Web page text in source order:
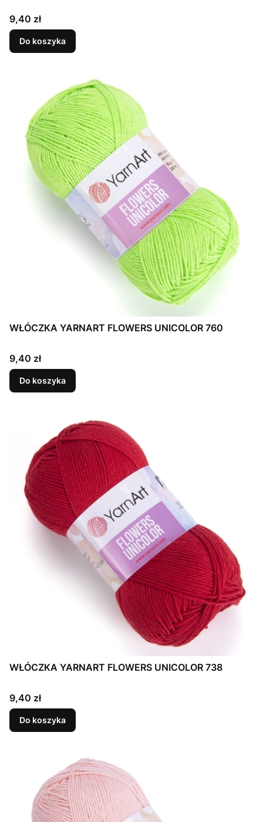
Cena
9,40 zł
Do koszyka
WŁÓCZKA YARNART FLOWERS UNICOLOR 760
Cena
9,40 zł
Do koszyka
WŁÓCZKA YARNART FLOWERS UNICOLOR 738
Cena
9,40 zł
Do koszyka